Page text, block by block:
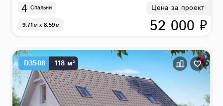
4 Спальни
9.71м x 8.59м
Цена за проект
52 000 ₽
D3508 118 м²